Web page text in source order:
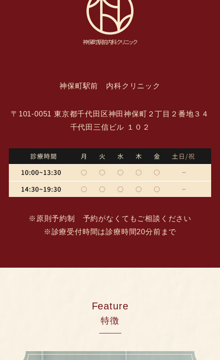
神保町駅前 内科クリニック
〒101-0051 東京都千代田区神田神保町２丁目２番地３４
千代田三信ビル １０２
※原則予約制 予約がなくてもご相談ください
※診療受付時間は診療時間20分前まで
Feature
特徴